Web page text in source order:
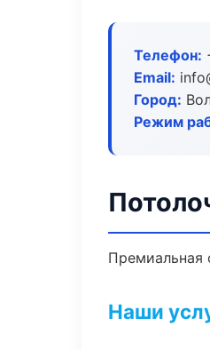
Телефон:
Email:
Город:
Режим
Премиальная
Наши